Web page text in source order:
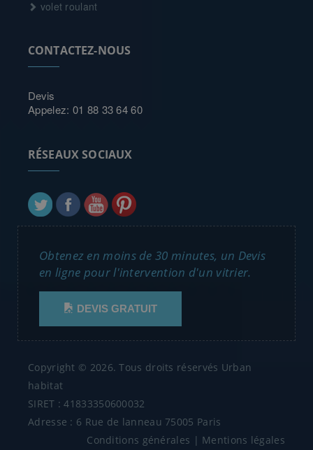
volet roulant
CONTACTEZ-NOUS
Devis
Appelez: 01 88 33 64 60
RÉSEAUX SOCIAUX
Obtenez en moins de 30 minutes, un Devis
en ligne pour l'intervention d'un vitrier.
DEVIS GRATUIT
Copyright © 2026. Tous droits réservés Urban
habitat
SIRET : 41833350600032
Adresse : 6 Rue de lanneau 75005 Paris
Conditions générales | Mentions légales